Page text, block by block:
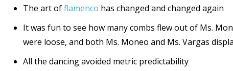
The art offlamenco has changed and changed again
It was fun to see how many combs flew out of Ms.
were loose, and both Ms. Moneo and Ms. Vargas
All the dancing avoided metric predictability